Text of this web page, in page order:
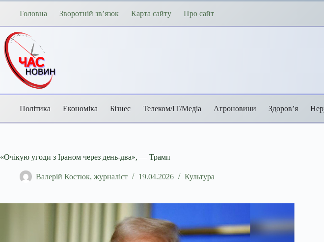
Перейти
Головна Зворотній зв’язок Карта сайту Про сайт
Політика Економіка Бізнес Телеком/ІТ/Медіа Агроновини Здоров’я
«Очікую угоди з Іраном через день-два», — Трамп
Валерій Костюк, журналіст 19.04.2026 Культура